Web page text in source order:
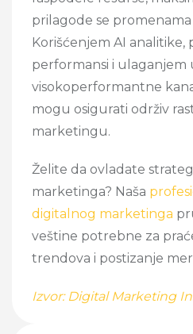
prilagode se
Korišćenjem AI analitike,
performansi i ulaganjem
visokoperformantne
mogu osigurati održiv
marketingu.
Želite da ovladate
marketinga? Naša
digitalnog marketinga
veštine potrebne za
trendova i postizanje
Izvor: Digital Marketing